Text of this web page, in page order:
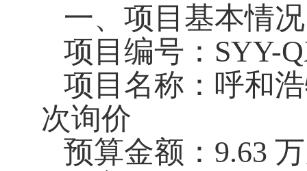
一、项目基本情况
项目编号：SYY-
项目名称：呼和
次询价
预算金额：9.63